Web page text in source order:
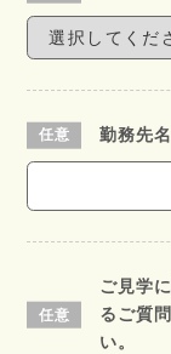
勤務先名
ご見学
るご質
い。